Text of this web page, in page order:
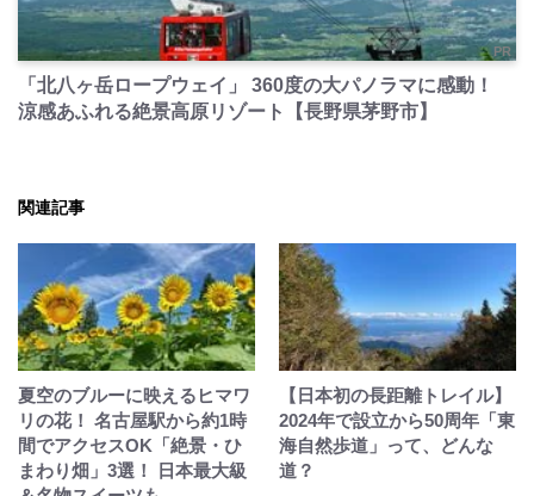
PR
「北八ヶ岳ロープウェイ」 360度の大パノラマに感動！
涼感あふれる絶景高原リゾート【長野県茅野市】
関連記事
夏空のブルーに映えるヒマワ
リの花！ 名古屋駅から約1時
間でアクセスOK「絶景・ひ
まわり畑」3選！ 日本最大級
【日本初の長距離トレイル】
2024年で設立から50周年「東
海自然歩道」って、どんな
道？